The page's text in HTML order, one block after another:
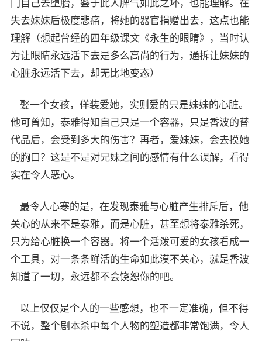
失去妹妹后极度悲痛，将她的器官捐赠出去，这点也能
理解（想起曾经的四年级课文《永生的眼睛》，当时认
为让眼睛永远活下去是多么高尚的行为，通拆让妹妹的
心脏永远活下去，却无比地变态）
娶一个女孩，佯装爱她，实则爱的只是妹妹的心脏。
他可曾知，泰雅得知自己只是一个容器，只是香波的替
代品后，会受到多大的伤害？再者，爱妹妹，会去摸她
的胸口？这是不是对兄妹之间的感情有什么误解，看得
实在令人恶心。
最令人心寒的是，在发现泰雅与心脏产生排斥后，他
关心的从来不是泰雅，而是心脏，甚至想将泰雅杀死，
只为给心脏换一个容器。将一个活泼可爱的女孩看成一
个工具，对一条条鲜活的生命如此漠不关心，就是香波
知道了一切，永远都不会饶恕你的吧。
以上仅仅是个人的一些感想，也不一定准确，但不得
不说，整个剧本杀中每个人物的塑造都非常饱满，令人